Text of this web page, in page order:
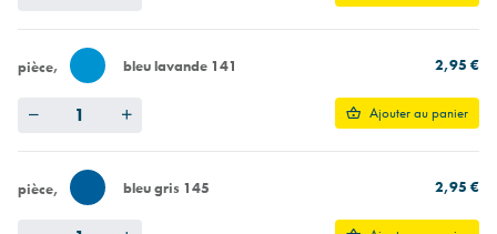
pièce bleu lavande 141 2,95 €
Ajouter au panier
pièce bleu gris 145 2,95 €